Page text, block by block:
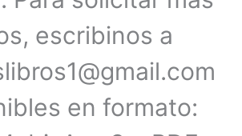
escribinos a
en formato: